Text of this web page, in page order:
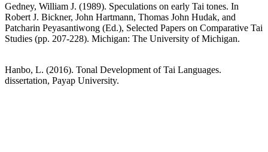
Gedney, William J. (1989). Speculations on early Tai tones. In
Robert J. Bickner, John Hartmann, Thomas John Hudak, and
Patcharin Peyasantiwong (Ed.), Selected Papers on Comparative Tai
Studies (pp. 207-228). Michigan: The University of Michigan.
Hanbo, L. (2016). Tonal Development of Tai Languages.
dissertation, Payap University.